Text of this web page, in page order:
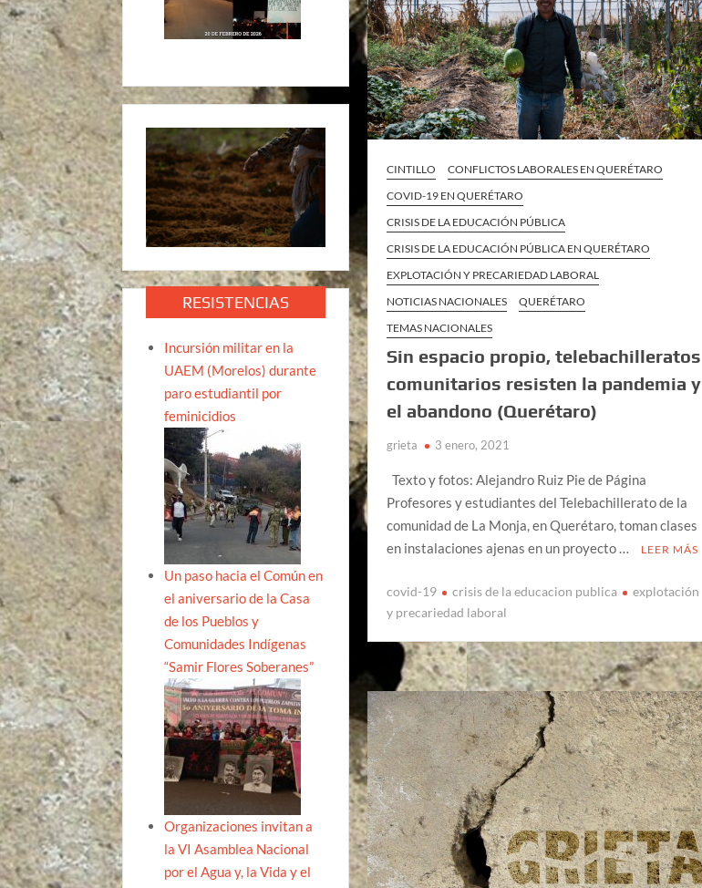
CINTILLO
CONFLICTOS LABORALES EN QUERÉTARO
COVID-19 EN QUERÉTARO
CRISIS DE LA EDUCACIÓN PÚBLICA
CRISIS DE LA EDUCACIÓN PÚBLICA EN QUERÉTARO
EXPLOTACIÓN Y PRECARIEDAD LABORAL
NOTICIAS NACIONALES
QUERÉTARO
TEMAS NACIONALES
Sin espacio propio, telebachilleratos
comunitarios resisten la pandemia y
el abandono (Querétaro)
grieta 3 enero, 2021
Texto y fotos: Alejandro Ruiz Pie de Página
Profesores y estudiantes del Telebachillerato de la
comunidad de La Monja, en Querétaro, toman clases
en instalaciones ajenas en un proyecto …
LEER MÁS
covid-19 crisis de la educacion publica
explotación
y precariedad laboral
RESISTENCIAS
Incursión militar en la
UAEM (Morelos) durante
paro estudiantil por
feminicidios
Un paso hacia el Común en
el aniversario de la Casa
de los Pueblos y
Comunidades Indígenas
“Samir Flores Soberanes”
Organizaciones invitan a
la VI Asamblea Nacional
por el Agua y, la Vida y el